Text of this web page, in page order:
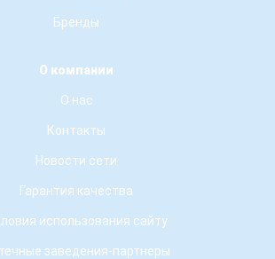
Бренды
О компании
О нас
Контакты
Новости сети
Гарантия качества
использования сайту
заведения-партнеры